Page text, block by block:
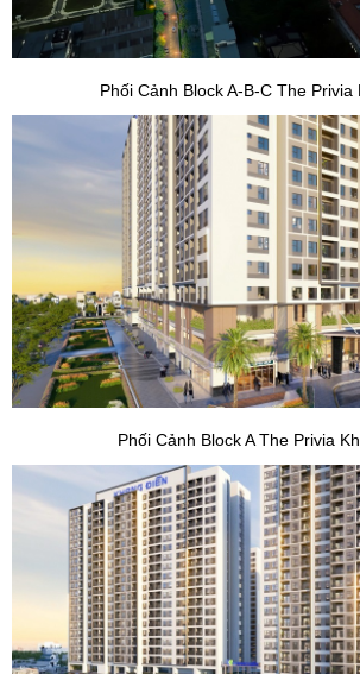
Phối Cảnh Block A-B-C The Privia
Phối Cảnh Block A The Privia